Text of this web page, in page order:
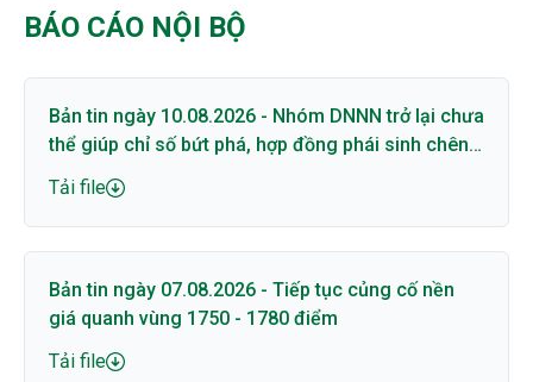
BÁO CÁO NỘI BỘ
Bản tin ngày 10.08.2026 - Nhóm DNNN trở lại chưa
thể giúp chỉ số bứt phá, hợp đồng phái sinh chênh
lệch lớn với cơ sở
Tải file
Bản tin ngày 07.08.2026 - Tiếp tục củng cố nền
giá quanh vùng 1750 - 1780 điểm
Tải file